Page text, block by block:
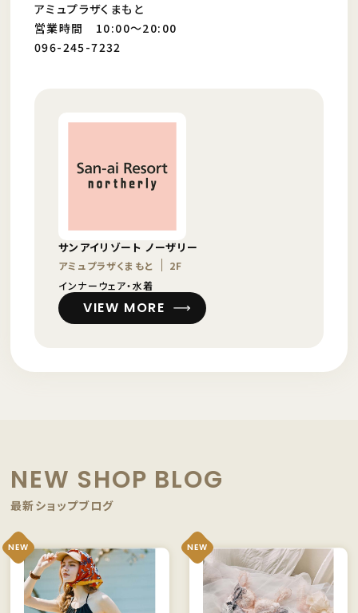
アミュプラザくまもと
営業時間 10:00～20:00
096-245-7232
サンアイリゾート ノーザリー
アミュプラザくまもと
2F
インナーウェア・水着
VIEW MORE
NEW SHOP BLOG
最新ショップブログ
NEW NEW